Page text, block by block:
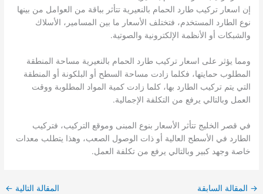
إن اسعار تركيب طارد الحمام بالنعيرية تتأثر بباقة من العوامل من بينها
نوع الطارد المستخدم، فتختلف الأسعار ما بين المسامير، الأسلاك
والشبكات أو الأنظمة الإلكترونية والصوتية.
ومما يؤثر على اسعار تركيب طارد الحمام بالنعيرية مساحة المنطقة
المطلوب حمايتها، فكلما زادت مساحة السطح أو البلكونة أو المنطقة
التي يتم تركيب الطارد بها، كلما زادت كمية المواد المطلوبة ووقت
العمل وبالتالي يرفع من التكلفة الإجمالية.
في قصر الخليج تتأثر الأسعار بنوع المبنى وموقع التركيب، فتركيب
الطارد في الأسطح العالية أو ذات الوصول الصعب، وهذا يتطلب معدات
خاصة وجهد كبير وبالتالي يرفع من تكلفة العمل.
→ المقالة السابقة المقالة التالية ←